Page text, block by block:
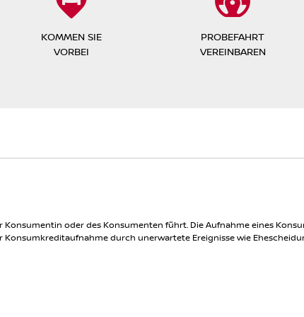
KOMMEN SIE
VORBEI
PROBEFAHRT
VEREINBAREN
oder des Konsumenten führt. Die Aufnahme eines
durch unerwartete Ereignisse wie